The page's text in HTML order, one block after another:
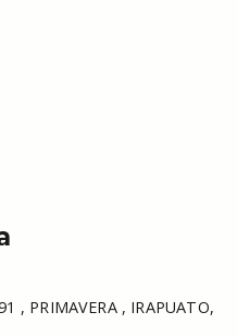
, PRIMAVERA , IRAPUATO,